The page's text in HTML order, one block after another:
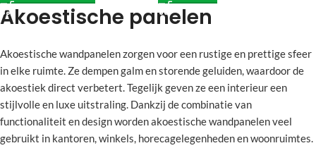
Akoestische panelen
Akoestische wandpanelen zorgen voor een rustige en prettige sfeer
in elke ruimte. Ze dempen galm en storende geluiden, waardoor de
akoestiek direct verbetert. Tegelijk geven ze een interieur een
stijlvolle en luxe uitstraling. Dankzij de combinatie van
functionaliteit en design worden akoestische wandpanelen veel
gebruikt in kantoren, winkels, horecagelegenheden en woonruimtes.